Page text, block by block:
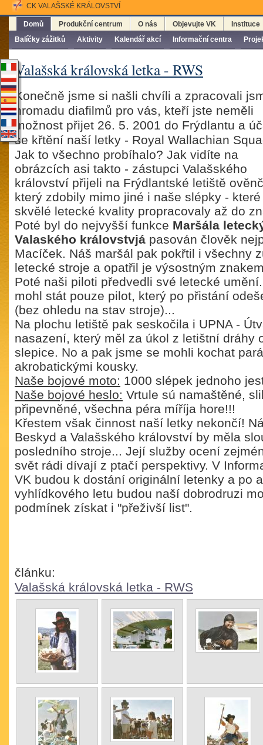
CK VALAŠSKÉ KRÁLOVSTVÍ
Domů
Balíčky zážitků
Aktivity Kalendář akcí Informační centra
Produkční centrum O nás Objevujte VK Instituce
Valašská královská letka - RWS
Konečně jsme si našli chvíli a zpracovali
hromadu diafilmů pro vás, kteří jste neměli
možnost přijet 26. 5. 2001 do Frýdlantu a
se křtění naší letky - Royal Wallachian
Jak to všechno probíhalo? Jak vidíte na
obrázcích asi takto - zástupci Valašského
království přijeli na Frýdlantské letiště
který zdobily mimo jiné i naše slépky -
skvělé letecké kvality propracovaly až do
Poté byl do nejvyšší funkce Maršála
Valaského královstvjá pasován člověk
Macíček. Náš maršál pak pokřtil i všechny
letecké stroje a opatřil je výsostným
Poté naši piloti předvedli své letecké
mohl stát pouze pilot, který po přistání
(bez ohledu na stav stroje)...
Na plochu letiště pak seskočila i UPNA -
nasazení, který měl za úkol z letištní dráhy
slepice. No a pak jsme se mohli kochat
akrobatickými kousky.
Naše bojové moto: 1000 slépek jednoho
Naše bojové heslo: Vrtule sú namaštěné,
připevněné, všechna péra míříja hore!!!
Křestem však činnost naší letky nekončí!
Beskyd a Valašského království by měla
posledního stroje... Její služby ocení
svět rádi dívají z ptačí perspektivy. V
VK budou k dostání originální letenky a po
vyhlídkového letu budou naší dobrodruzi
podmínek získat i "přeživší list".
článku:
Valašská královská letka - RWS